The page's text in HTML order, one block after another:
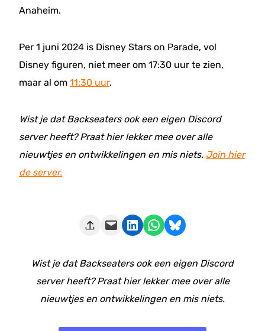
Anaheim.
Per 1 juni 2024 is Disney Stars on Parade, vol
Disney figuren, niet meer om 17:30 uur te zien,
maar al om 11:30 uur.
Wist je dat Backseaters ook een eigen Discord
server heeft? Praat hier lekker mee over alle
nieuwtjes en ontwikkelingen en mis niets. Join hier
de server.
Deze pagina e-mailen Delen op LinkedIn Delen via WhatsApp Share on Bluesky
Wist je dat Backseaters ook een eigen Discord
server heeft? Praat hier lekker mee over alle
nieuwtjes en ontwikkelingen en mis niets.